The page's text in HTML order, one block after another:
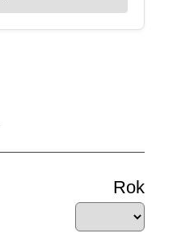
Rok